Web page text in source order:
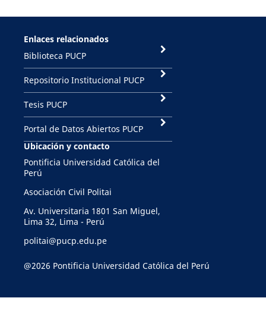
Enlaces relacionados
Biblioteca PUCP
Repositorio Institucional PUCP
Tesis PUCP
Portal de Datos Abiertos PUCP
Ubicación y contacto
Pontificia Universidad Católica del
Perú
Asociación Civil Politai
Av. Universitaria 1801 San Miguel,
Lima 32, Lima - Perú
politai@pucp.edu.pe
@2026 Pontificia Universidad Católica del Perú